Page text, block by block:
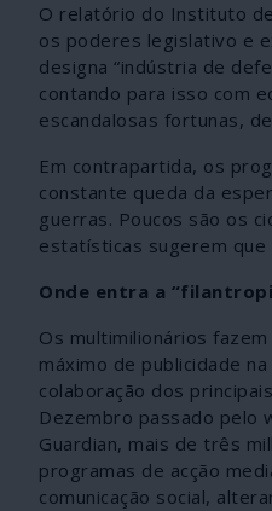
O relatório do Instituto
os poderes legislativo e
designa “indústria de
contando para isso com
escandalosas fortunas,
Em contrapartida, os
constante queda da
guerras. Poucos são os
estatísticas sugerem que
Onde entra a
Os multimilionários
máximo de publicidade
colaboração dos
Dezembro passado pelo
Guardian, mais de três
programas de acção
comunicação social,